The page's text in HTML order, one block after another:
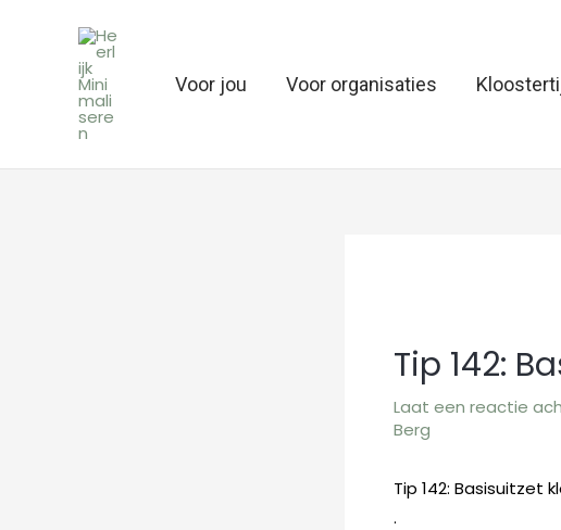
Voor jou Voor organisaties
Tip 142:
Laat een reactie
Berg
Tip 142: Basisuitzet
.